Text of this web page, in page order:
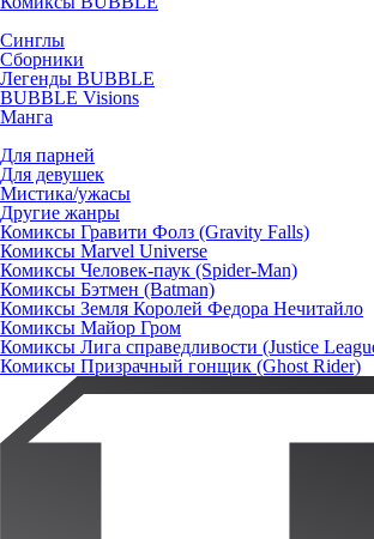
Синглы
Сборники
Легенды BUBBLE
BUBBLE Visions
Манга
Для парней
Для девушек
Мистика/ужасы
Другие жанры
Комиксы Гравити Фолз (Gravity Falls)
Комиксы Marvel Universe
Комиксы Человек-паук (Spider-Man)
Комиксы Бэтмен (Batman)
Комиксы Земля Королей Федора Нечитайло
Комиксы Майор Гром
Комиксы Лига справедливости (Justice
Комиксы Призрачный гонщик (Ghost Rider)